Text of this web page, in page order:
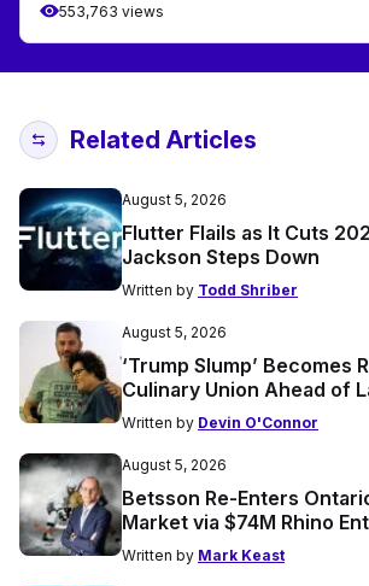
553,763 views
Related Articles
August 5, 2026
Flutter Flails as It Cuts
Jackson Steps Down
Written by Todd Shriber
August 5, 2026
‘Trump Slump’ Becomes
Culinary Union Ahead of
Written by Devin O'Connor
August 5, 2026
Betsson Re-Enters
Market via $74M Rhino
Written by Mark Keast